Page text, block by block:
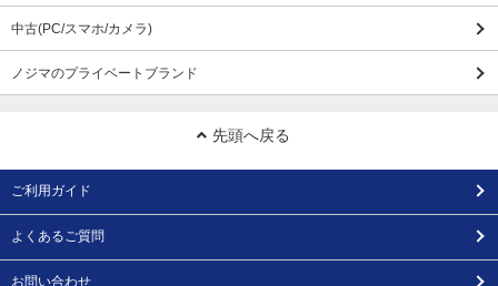
中古(PC/スマホ/カメラ)
ノジマのプライベートブランド
先頭へ戻る
ご利用ガイド
よくあるご質問
お問い合わせ